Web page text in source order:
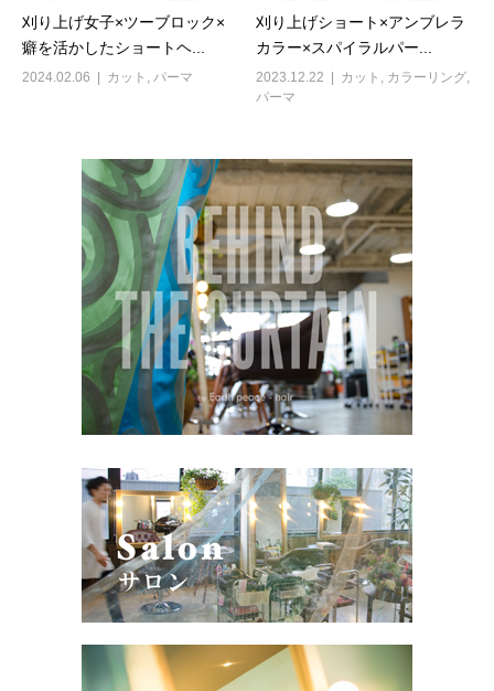
刈り上げ女子×ツーブロック×
癖を活かしたショートヘ...
2024.02.06 カット , パーマ
刈り上げショート×アンブレラ
カラー×スパイラルパー...
2023.12.22 カット , カラーリング,
パーマ